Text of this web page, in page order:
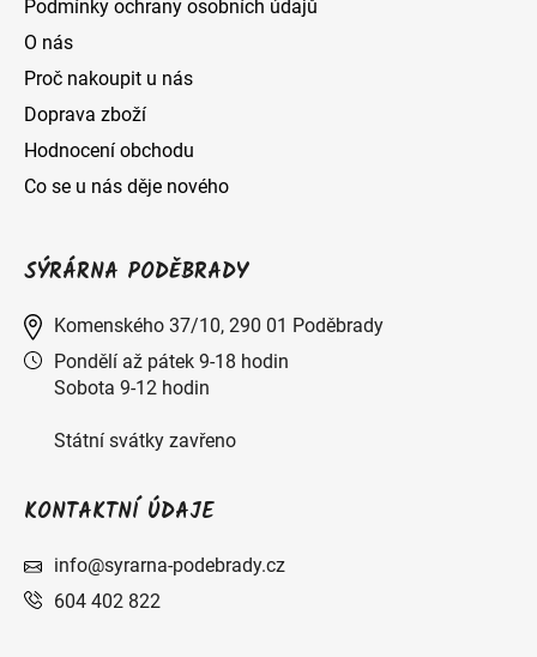
Podmínky ochrany osobních údajů
O nás
Proč nakoupit u nás
Doprava zboží
Hodnocení obchodu
Co se u nás děje nového
SÝRÁRNA PODĚBRADY
Komenského 37/10, 290 01 Poděbrady
Pondělí až pátek 9-18 hodin
Sobota 9-12 hodin
Státní svátky zavřeno
KONTAKTNÍ ÚDAJE
info@syrarna-podebrady.cz
604 402 822